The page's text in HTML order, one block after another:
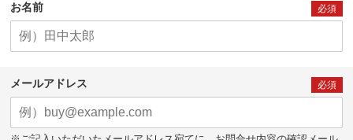
お名前 必須
メールアドレス 必須